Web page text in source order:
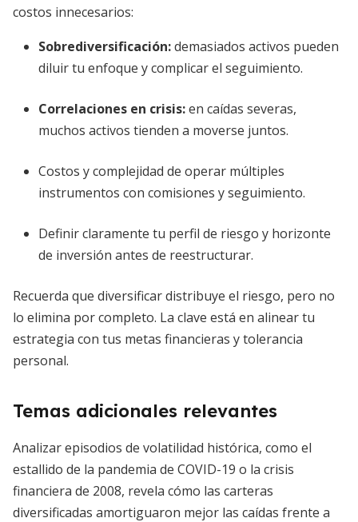
costos innecesarios:
Sobrediversificación:demasiados activos pueden
diluir tu enfoque y complicar el seguimiento.
Correlaciones en crisis:en caídas severas,
muchos activos tienden a moverse juntos.
Costos y complejidad de operar múltiples
instrumentos con comisiones y seguimiento.
Definir claramente tu perfil de riesgo y horizonte
de inversión antes de reestructurar.
Recuerda que diversificar distribuye el riesgo, pero no
lo elimina por completo. La clave está en alinear tu
estrategia con tus metas financieras y tolerancia
personal.
Temas adicionales relevantes
Analizar episodios de volatilidad histórica, como el
estallido de la pandemia de COVID-19 o la crisis
financiera de 2008, revela cómo las carteras
diversificadas amortiguaron mejor las caídas frente a